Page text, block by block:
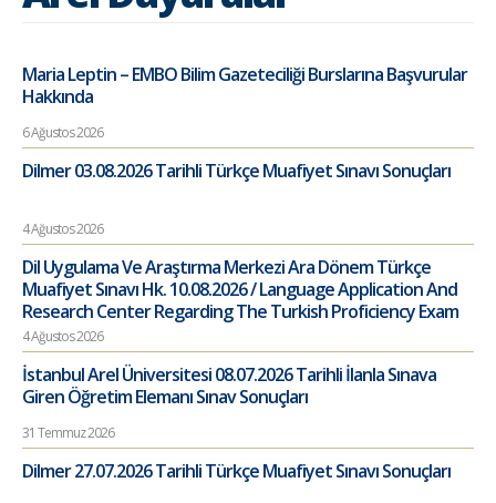
Maria Leptin – EMBO Bilim Gazeteciliği Burslarına Başvurular
Hakkında
6 Ağustos 2026
Dilmer 03.08.2026 Tarihli Türkçe Muafiyet Sınavı Sonuçları
4 Ağustos 2026
Dil Uygulama Ve Araştırma Merkezi Ara Dönem Türkçe
Muafiyet Sınavı Hk. 10.08.2026 / Language Application And
Research Center Regarding The Turkish Proficiency Exam
4 Ağustos 2026
İstanbul Arel Üniversitesi 08.07.2026 Tarihli İlanla Sınava
Giren Öğretim Elemanı Sınav Sonuçları
31 Temmuz 2026
Dilmer 27.07.2026 Tarihli Türkçe Muafiyet Sınavı Sonuçları